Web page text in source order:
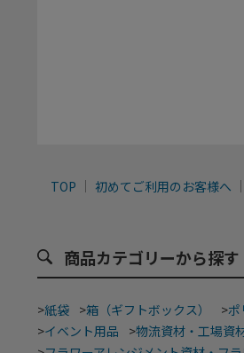
TOP 初めてご利用のお客様へ
商品カテゴリーから探す
>紙袋 >箱（ギフトボックス） >ポ
>イベント用品 >物流資材・工場資